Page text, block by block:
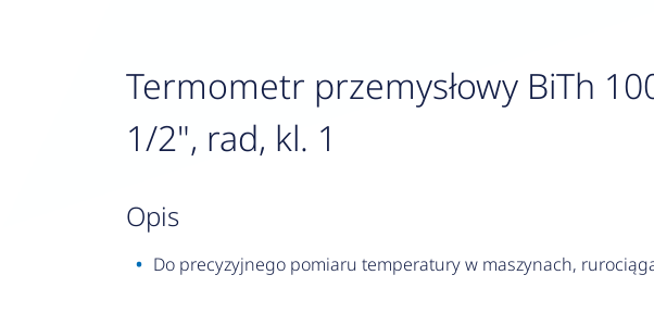
Termometr przemysłowy BiTh
1/2", rad, kl. 1
opis
Do precyzyjnego pomiaru temperatury w maszynach,